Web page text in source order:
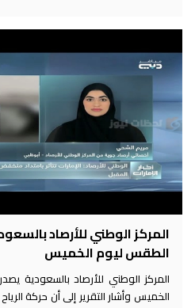
المركز الوطني للأرصاد
الطقس ليوم الخميس
المركز الوطني للأرصاد بالسعودية
الخميس وأشار التقرير إلى أن حركة